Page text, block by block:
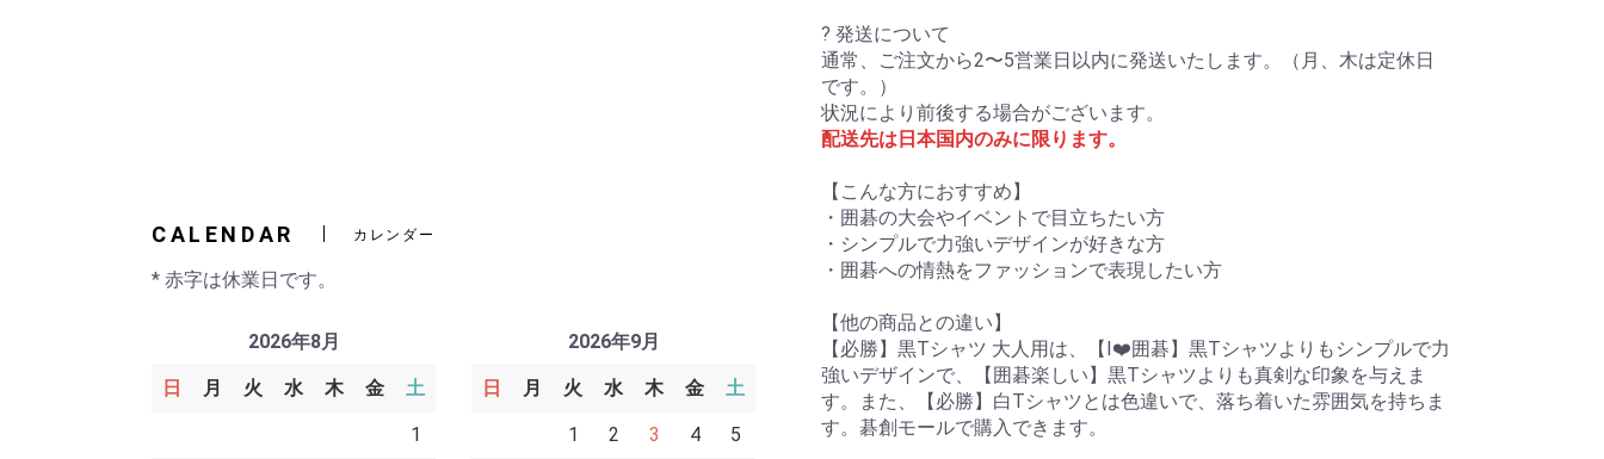
? 発送について
通常、ご注文から2〜5営業日以内に発送いたします。（月、木は定休日
です。）
状況により前後する場合がございます。
配送先は日本国内のみに限ります。
【こんな方におすすめ】
・囲碁の大会やイベントで目立ちたい方
・シンプルで力強いデザインが好きな方
・囲碁への情熱をファッションで表現したい方
【他の商品との違い】
【必勝】黒Tシャツ 大人用は、【I❤️囲碁】黒Tシャツよりもシンプルで力
強いデザインで、【囲碁楽しい】黒Tシャツよりも真剣な印象を与えま
す。また、【必勝】白Tシャツとは色違いで、落ち着いた雰囲気を持ちま
す。碁創モールで購入できます。
CALENDAR カレンダー
* 赤字は休業日です。
2026年8月
日 月 火 水 木 金 土
1
2026年9月
日 月 火 水 木 金 土
1 2 3 4 5